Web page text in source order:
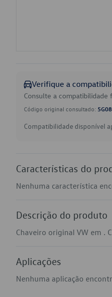
Verifique a
Consulte a compatibilidade
Código original consultado:
Compatibilidade disponível
Características do
Nenhuma característica
Descrição do produto
Chaveiro original VW em .
Aplicações
Nenhuma aplicação